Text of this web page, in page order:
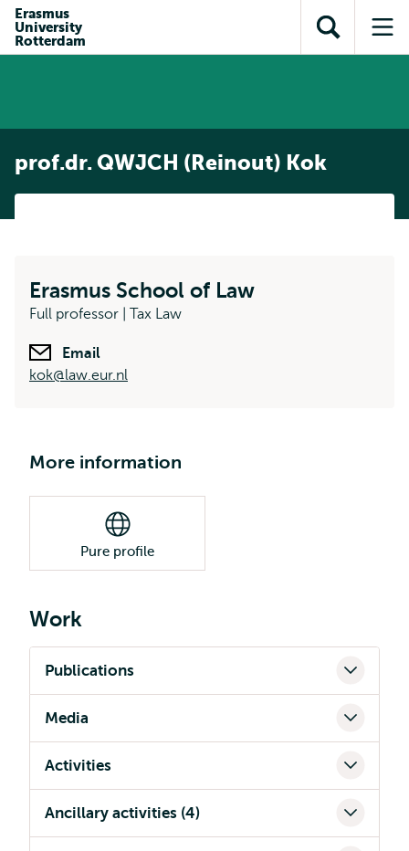
inhoud
Direct naar
subnavigatie
Erasmus
University
Rotterdam
Toon
zoekveld
prof.dr. QWJCH (Reinout) Kok
Erasmus School of Law
Full professor | Tax Law
Email
kok@law.eur.nl
More information
Pure profile
Work
Publications
Media
Activities
Ancillary activities (4)